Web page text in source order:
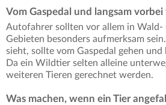
Vom Gaspedal und langsam vorbei
Autofahrer sollten vor allem in Wald-
Gebieten besonders aufmerksam
sieht, sollte vom Gaspedal gehen
Da ein Wildtier selten alleine
weiteren Tieren gerechnet werden.
Was machen, wenn ein Tier